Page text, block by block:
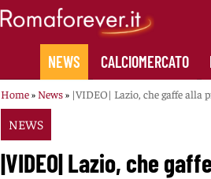
NEWS CALCIOMERCATO
Home» News» |VIDEO| Lazio, che gaffe alla
NEWS
|VIDEO| Lazio, che